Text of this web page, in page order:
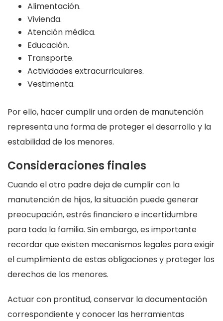
Alimentación.
Vivienda.
Atención médica.
Educación.
Transporte.
Actividades extracurriculares.
Vestimenta.
Por ello, hacer cumplir una orden de manutención
representa una forma de proteger el desarrollo y la
estabilidad de los menores.
Consideraciones finales
Cuando el otro padre deja de cumplir con la
manutención de hijos, la situación puede generar
preocupación, estrés financiero e incertidumbre
para toda la familia. Sin embargo, es importante
recordar que existen mecanismos legales para exigir
el cumplimiento de estas obligaciones y proteger los
derechos de los menores.
Actuar con prontitud, conservar la documentación
correspondiente y conocer las herramientas